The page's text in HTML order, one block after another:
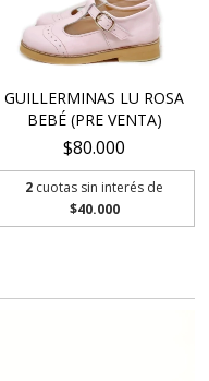
GUILLERMINAS LU ROSA
BEBÉ (PRE VENTA)
$80.000
2 cuotas sin interés de
$40.000